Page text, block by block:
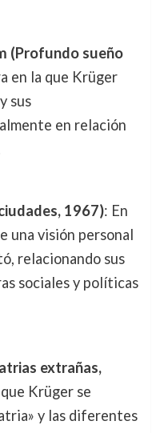
(Profundo sueño
en la que Krüger
sus
en relación
1967): En
una visión personal
relacionando sus
sociales y políticas
extrañas,
Krüger se
y las diferentes